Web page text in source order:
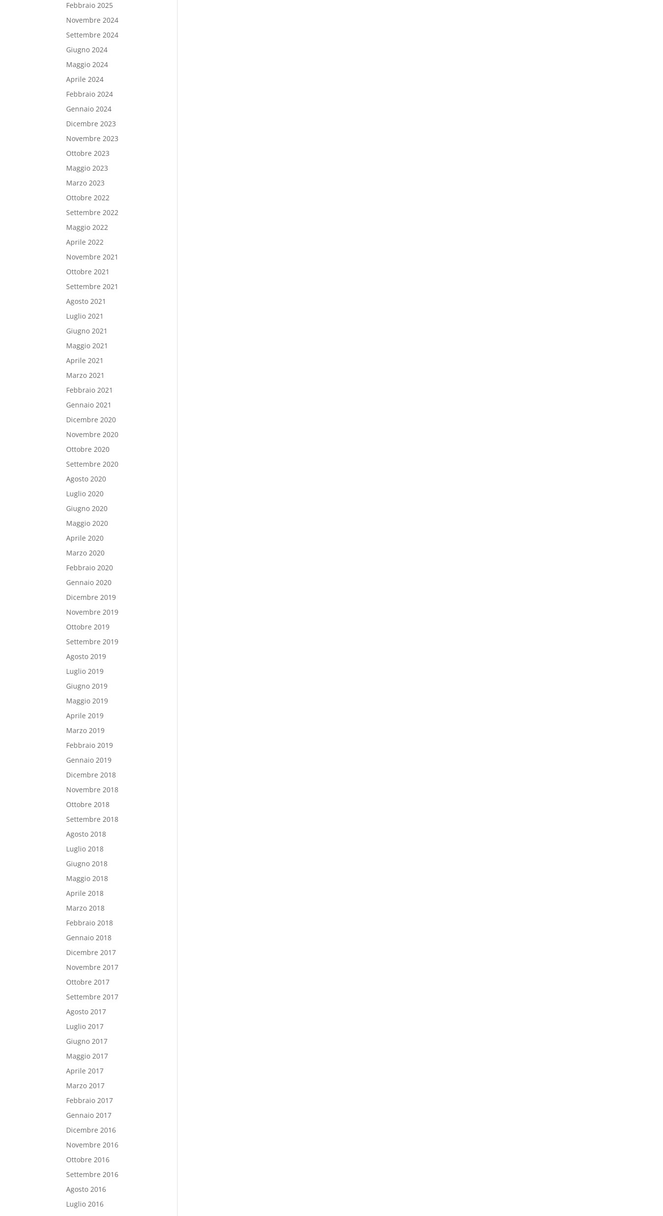
Febbraio 2025
Novembre 2024
Settembre 2024
Giugno 2024
Maggio 2024
Aprile 2024
Febbraio 2024
Gennaio 2024
Dicembre 2023
Novembre 2023
Ottobre 2023
Maggio 2023
Marzo 2023
Ottobre 2022
Settembre 2022
Maggio 2022
Aprile 2022
Novembre 2021
Ottobre 2021
Settembre 2021
Agosto 2021
Luglio 2021
Giugno 2021
Maggio 2021
Aprile 2021
Marzo 2021
Febbraio 2021
Gennaio 2021
Dicembre 2020
Novembre 2020
Ottobre 2020
Settembre 2020
Agosto 2020
Luglio 2020
Giugno 2020
Maggio 2020
Aprile 2020
Marzo 2020
Febbraio 2020
Gennaio 2020
Dicembre 2019
Novembre 2019
Ottobre 2019
Settembre 2019
Agosto 2019
Luglio 2019
Giugno 2019
Maggio 2019
Aprile 2019
Marzo 2019
Febbraio 2019
Gennaio 2019
Dicembre 2018
Novembre 2018
Ottobre 2018
Settembre 2018
Agosto 2018
Luglio 2018
Giugno 2018
Maggio 2018
Aprile 2018
Marzo 2018
Febbraio 2018
Gennaio 2018
Dicembre 2017
Novembre 2017
Ottobre 2017
Settembre 2017
Agosto 2017
Luglio 2017
Giugno 2017
Maggio 2017
Aprile 2017
Marzo 2017
Febbraio 2017
Gennaio 2017
Dicembre 2016
Novembre 2016
Ottobre 2016
Settembre 2016
Agosto 2016
Luglio 2016